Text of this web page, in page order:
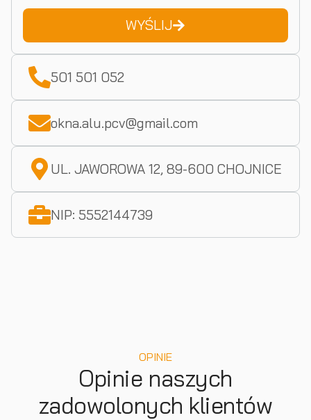
WYŚLIJ
501 501 052
okna.alu.pcv@gmail.com
UL. JAWOROWA 12, 89-600 CHOJNICE
NIP: 5552144739
OPINIE
Opinie naszych
zadowolonych klientów